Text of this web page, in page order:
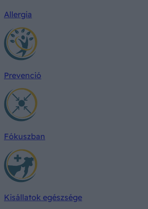
Allergia
Prevenció
Fókuszban
Kisállatok egészsége